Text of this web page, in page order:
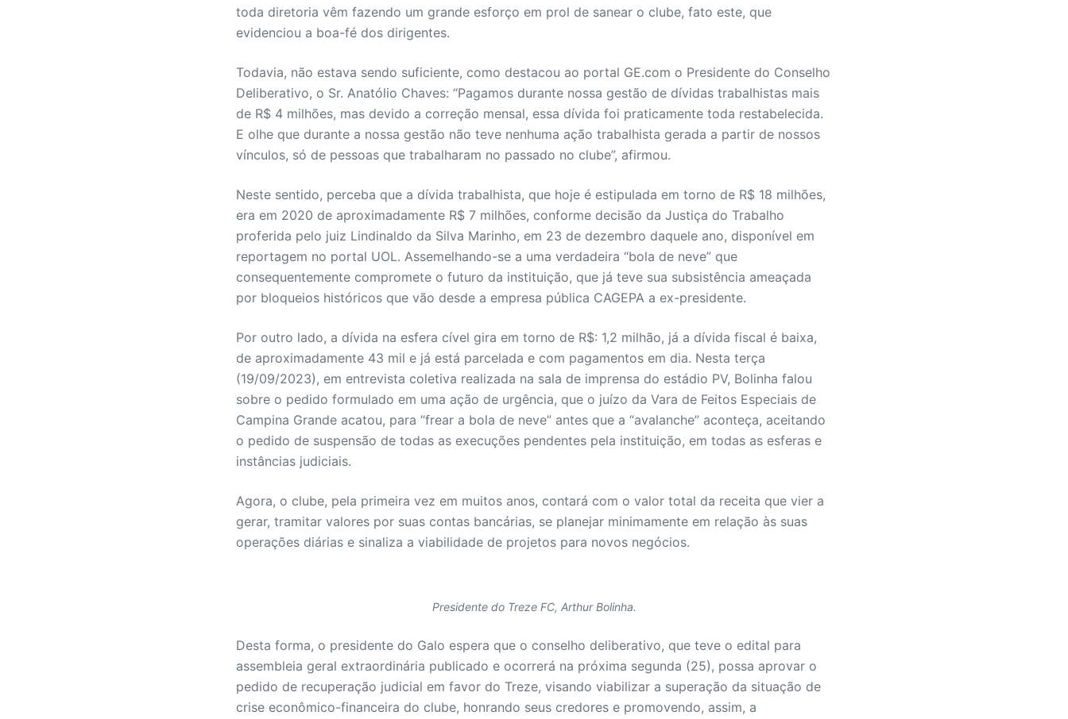
toda diretoria vêm fazendo um grande esforço em prol de sanear o clube, fato este, que
evidenciou a boa-fé dos dirigentes.
Todavia, não estava sendo suficiente, como destacou ao portal GE.com o Presidente do Conselho
Deliberativo, o Sr. Anatólio Chaves: “Pagamos durante nossa gestão de dívidas trabalhistas mais
de R$ 4 milhões, mas devido a correção mensal, essa dívida foi praticamente toda restabelecida.
E olhe que durante a nossa gestão não teve nenhuma ação trabalhista gerada a partir de nossos
vínculos, só de pessoas que trabalharam no passado no clube”, afirmou.
Neste sentido, perceba que a dívida trabalhista, que hoje é estipulada em torno de R$ 18 milhões,
era em 2020 de aproximadamente R$ 7 milhões, conforme decisão da Justiça do Trabalho
proferida pelo juiz Lindinaldo da Silva Marinho, em 23 de dezembro daquele ano, disponível em
reportagem no portal UOL. Assemelhando-se a uma verdadeira “bola de neve” que
consequentemente compromete o futuro da instituição, que já teve sua subsistência ameaçada
por bloqueios históricos que vão desde a empresa pública CAGEPA a ex-presidente.
Por outro lado, a dívida na esfera cível gira em torno de R$: 1,2 milhão, já a dívida fiscal é baixa,
de aproximadamente 43 mil e já está parcelada e com pagamentos em dia. Nesta terça
(19/09/2023), em entrevista coletiva realizada na sala de imprensa do estádio PV, Bolinha falou
sobre o pedido formulado em uma ação de urgência, que o juízo da Vara de Feitos Especiais de
Campina Grande acatou, para “frear a bola de neve” antes que a “avalanche” aconteça, aceitando
o pedido de suspensão de todas as execuções pendentes pela instituição, em todas as esferas e
instâncias judiciais.
Agora, o clube, pela primeira vez em muitos anos, contará com o valor total da receita que vier a
gerar, tramitar valores por suas contas bancárias, se planejar minimamente em relação às suas
operações diárias e sinaliza a viabilidade de projetos para novos negócios.
Presidente do Treze FC, Arthur Bolinha.
Desta forma, o presidente do Galo espera que o conselho deliberativo, que teve o edital para
assembleia geral extraordinária publicado e ocorrerá na próxima segunda (25), possa aprovar o
pedido de recuperação judicial em favor do Treze, visando viabilizar a superação da situação de
crise econômico-financeira do clube, honrando seus credores e promovendo, assim, a